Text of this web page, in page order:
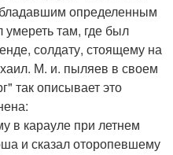
определенным
там, где был
солдату, стоящему на
М. и. пыляев в своем
так описывает это
в карауле при летнем
и сказал оторопевшему